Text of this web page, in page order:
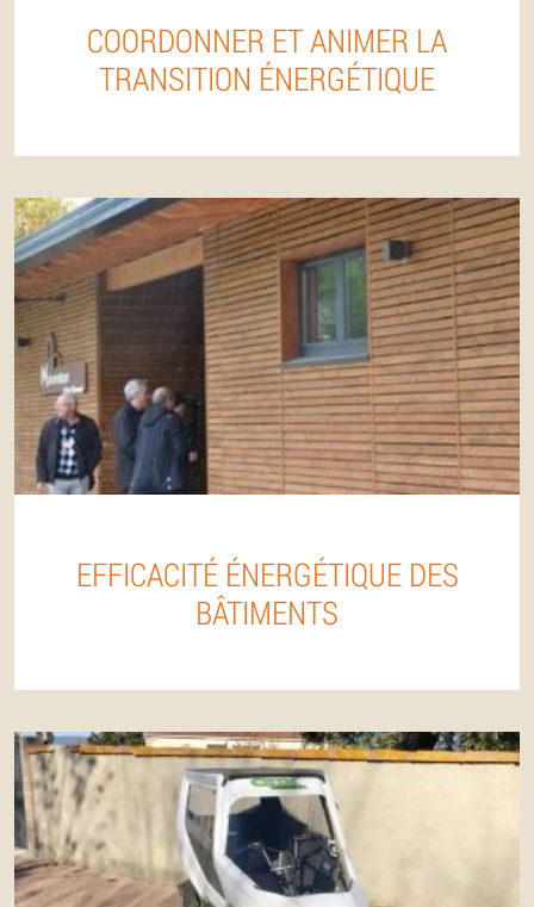
COORDONNER ET ANIMER LA
TRANSITION ÉNERGÉTIQUE
EFFICACITÉ ÉNERGÉTIQUE DES
BÂTIMENTS